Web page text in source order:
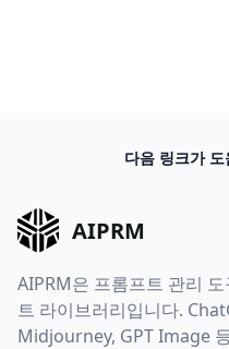
다음 링크가
AIPRM
AIPRM은 프롬프트 관리
트 라이브러리입니다.
Midjourney, GPT Image